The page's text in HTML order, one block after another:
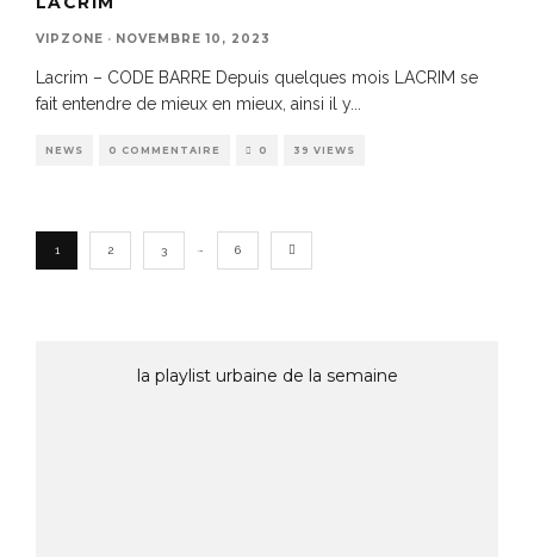
VIPZONE · NOVEMBRE 10, 2023
Lacrim – CODE BARRE Depuis quelques mois LACRIM se
fait entendre de mieux en mieux, ainsi il y...
NEWS 0 COMMENTAIRE 0 39 VIEWS
1 2 3 6
la playlist urbaine de la semaine